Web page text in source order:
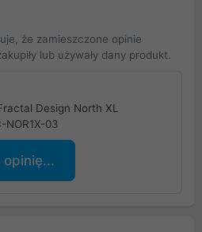
że zamieszczone opinie
lub używały dany produkt.
Design North XL
NOR1X-03